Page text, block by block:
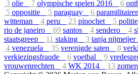
3 olie 7 olympische spelen 2016 6
5 oppositie 5 paraguay 6
witteman
4 peru 23 pinochet 5
rio de janeiro
69 santos 4 sendero 4
staatsgreep
11 staking 3 tanja nijmeijer
4 venezuela 35 verenigde saten 8
verkiezingsfraude
6 voetbal 9
vrouwenrechten
4 WK 2014 13